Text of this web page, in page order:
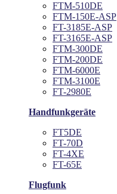
FTM-510DE
FTM-150E-ASP
FT-3185E-ASP
FT-3165E-ASP
FTM-300DE
FTM-200DE
FTM-6000E
FTM-3100E
FT-2980E
Handfunkgeräte
FT5DE
FT-70D
FT-4XE
FT-65E
Flugfunk